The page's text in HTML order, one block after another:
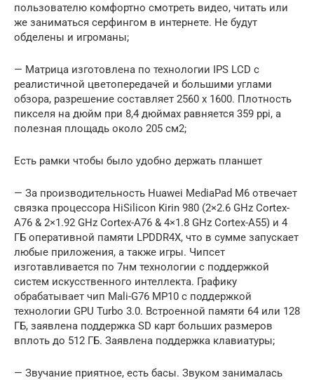
пользователю комфортно смотреть видео, читать или
же заниматься серфингом в интернете. Не будут
обделены и игроманы;
— Матрица изготовлена по технологии IPS LCD с
реалистичной цветопередачей и большими углами
обзора, разрешение составляет 2560 x 1600. Плотность
пикселя на дюйм при 8,4 дюймах равняется 359 ppi, а
полезная площадь около 205 см2;
Есть рамки чтобы было удобно держать планшет
— За производительность Huawei MediaPad M6 отвечает
связка процессора HiSilicon Kirin 980 (2×2.6 GHz Cortex-
A76 & 2×1.92 GHz Cortex-A76 & 4×1.8 GHz Cortex-A55) и 4
ГБ оперативной памяти LPDDR4X, что в сумме запускает
любые приложения, а также игры. Чипсет
изготавливается по 7нм технологии с поддержкой
систем искусственного интеллекта. Графику
обрабатывает чип Mali-G76 MP10 с поддержкой
технологии GPU Turbo 3.0. Встроенной памяти 64 или 128
ГБ, заявлена поддержка SD карт больших размеров
вплоть до 512 ГБ. Заявлена поддержка клавиатуры;
— Звучание приятное, есть басы. Звуком занималась